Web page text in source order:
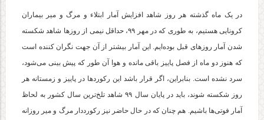
در یک ماه گذشته هر روز شاهد افزایش آمار ابتلاء و مرگ و میر بیماران
کرونایی هستیم، به طوری که در مهر ۹۹، حداقل نیمی از روزها شاهد شکسته
شدن آمار روزهای قبل بوده‌ایم. این آمار بیشتر از آن جهت نگران کننده است
که هنوز دو ماه از فصل پاییز باقی مانده و هوا آن طور که پیش بینی می‌شود،
سرد نشده است. بنابراین، اگر قرار باشد این رکوردها در پاییز و زمستانه هر
روز شکسته شوند، باید در پایان سال ۹۹ شاهد تلخ‌ترین سال کشور به لحاظ
آمار فوتی‌ها باشیم. هم چنان که در حال حاضر نیز رکورددار مرگ و میر روزانه